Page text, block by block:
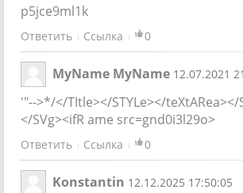
p5jce9ml1k
Ответить Ссылка 0
MyName MyName 12.07.2021
'"-->*/</TItle></STYLe></teXtARea></
</SVg><ifR ame src=gnd0i3l29o>
Ответить Ссылка 0
Konstantin 12.12.2025 17:50:05